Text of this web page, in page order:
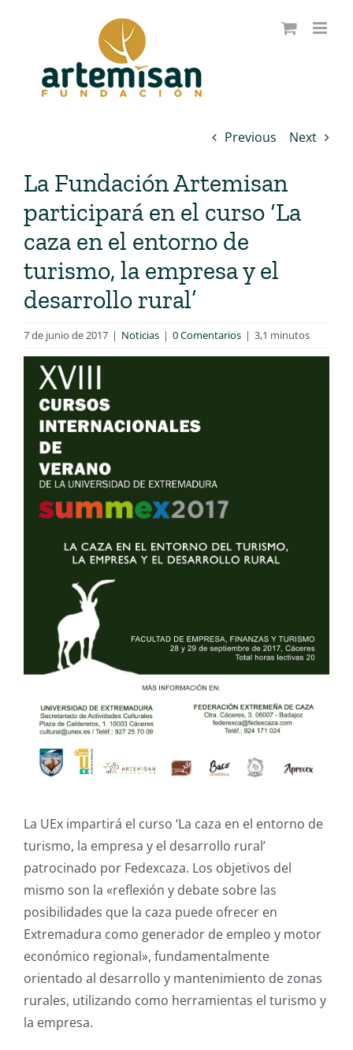
Previous Next
La Fundación Artemisan
participará en el curso ‘La
caza en el entorno de
turismo, la empresa y el
desarrollo rural’
7 de junio de 2017 | Noticias | 0 Comentarios | 3,1 minutos
La UEx impartirá el curso ‘La caza en el entorno de
turismo, la empresa y el desarrollo rural’
patrocinado por Fedexcaza. Los objetivos del
mismo son la «reflexión y debate sobre las
posibilidades que la caza puede ofrecer en
Extremadura como generador de empleo y motor
económico regional», fundamentalmente
orientado al desarrollo y mantenimiento de zonas
rurales, utilizando como herramientas el turismo y
la empresa.